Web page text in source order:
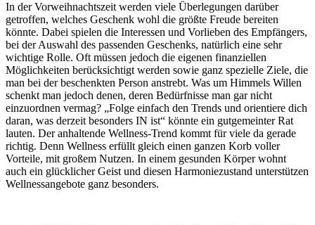
In der Vorweihnachtszeit werden viele Überlegungen darüber
getroffen, welches Geschenk wohl die größte Freude bereiten
könnte. Dabei spielen die Interessen und Vorlieben des Empfängers,
bei der Auswahl des passenden Geschenks, natürlich eine sehr
wichtige Rolle. Oft müssen jedoch die eigenen finanziellen
Möglichkeiten berücksichtigt werden sowie ganz spezielle Ziele, die
man bei der beschenkten Person anstrebt. Was um Himmels Willen
schenkt man jedoch denen, deren Bedürfnisse man gar nicht
einzuordnen vermag? „Folge einfach den Trends und orientiere dich
daran, was derzeit besonders IN ist“ könnte ein gutgemeinter Rat
lauten. Der anhaltende Wellness-Trend kommt für viele da gerade
richtig. Denn Wellness erfüllt gleich einen ganzen Korb voller
Vorteile, mit großem Nutzen. In einem gesunden Körper wohnt
auch ein glücklicher Geist und diesen Harmoniezustand unterstützen
Wellnessangebote ganz besonders.